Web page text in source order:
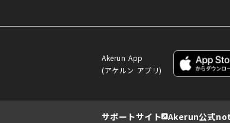
Akerun App
(アケルン アプリ)
サポートサイト Akerun公式